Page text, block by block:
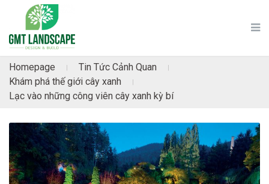
Homepage Tin Tức Cảnh Quan
Khám phá thế giới cây xanh
Lạc vào những công viên cây xanh kỳ bí